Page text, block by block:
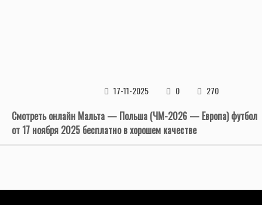
17-11-2025 0 270
Смотреть онлайн Мальта — Польша (ЧМ-2026 — Европа) футбол
от 17 ноября 2025 бесплатно в хорошем качестве